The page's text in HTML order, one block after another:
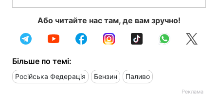
Або читайте нас там, де вам зручно!
Більше по темі:
Російська Федерація Бензин Паливо